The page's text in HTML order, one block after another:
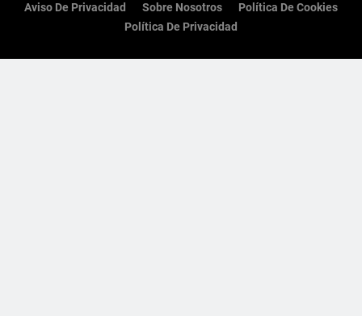
Aviso De Privacidad Sobre Nosotros
Política De Cookies
Política De Privacidad